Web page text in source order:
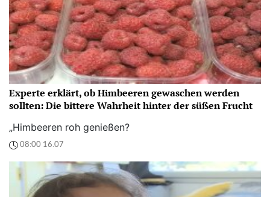
Experte erklärt, ob Himbeeren gewaschen werden
sollten: Die bittere Wahrheit hinter der süßen Frucht
„Himbeeren roh genießen?
08:00 16.07